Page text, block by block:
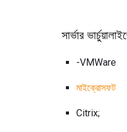
সার্ভার
-VMWare
মাইক্রোসফট
Citrix;